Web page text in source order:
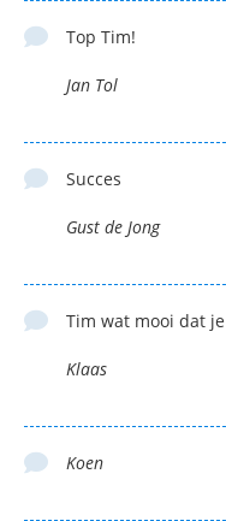
Top Tim!
Jan Tol
Succes
Gust de Jong
Tim wat mooi dat
Klaas
Koen